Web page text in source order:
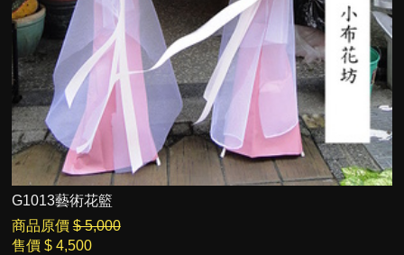
G1013藝術花籃
商品原價 $ 5,000
售價 $ 4,500